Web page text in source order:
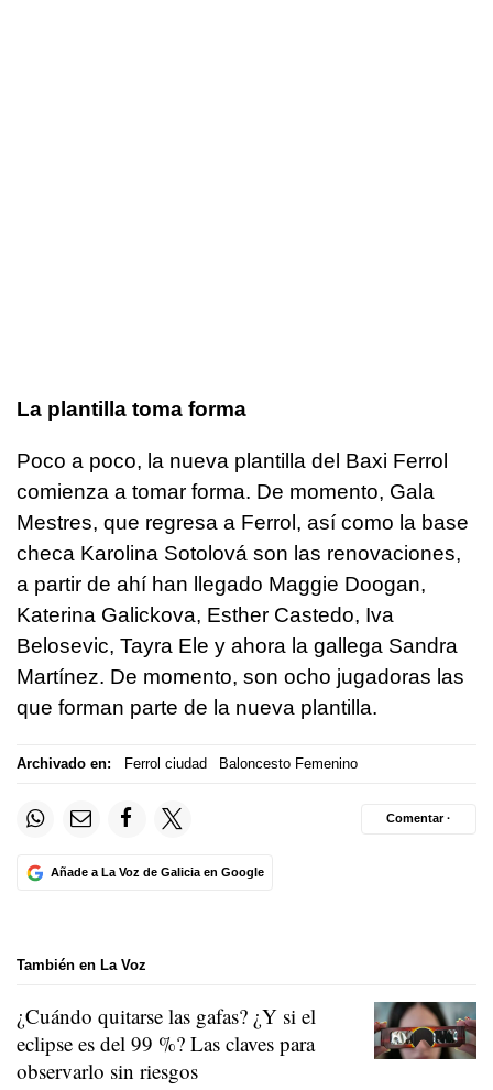
La plantilla toma forma
Poco a poco, la nueva plantilla del Baxi Ferrol
comienza a tomar forma. De momento, Gala
Mestres, que regresa a Ferrol, así como la base
checa Karolina Sotolová son las renovaciones,
a partir de ahí han llegado Maggie Doogan,
Katerina Galickova, Esther Castedo, Iva
Belosevic, Tayra Ele y ahora la gallega Sandra
Martínez. De momento, son ocho jugadoras las
que forman parte de la nueva plantilla.
Archivado en: Ferrol ciudad Baloncesto Femenino
Añade a La Voz de Galicia en Google
Comentar ·
También en La Voz
¿Cuándo quitarse las gafas? ¿Y si el
eclipse es del 99 %? Las claves para
observarlo sin riesgos